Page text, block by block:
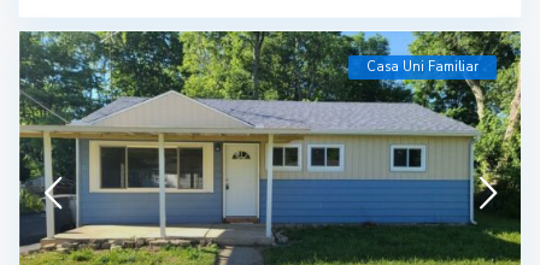
Casa Uni Familiar